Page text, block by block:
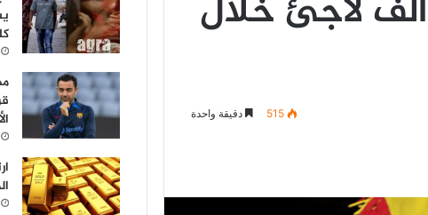
إسبانيا تعتزم استقبال 35 ألف لاجئ خلال
515 دقيقة واحدة